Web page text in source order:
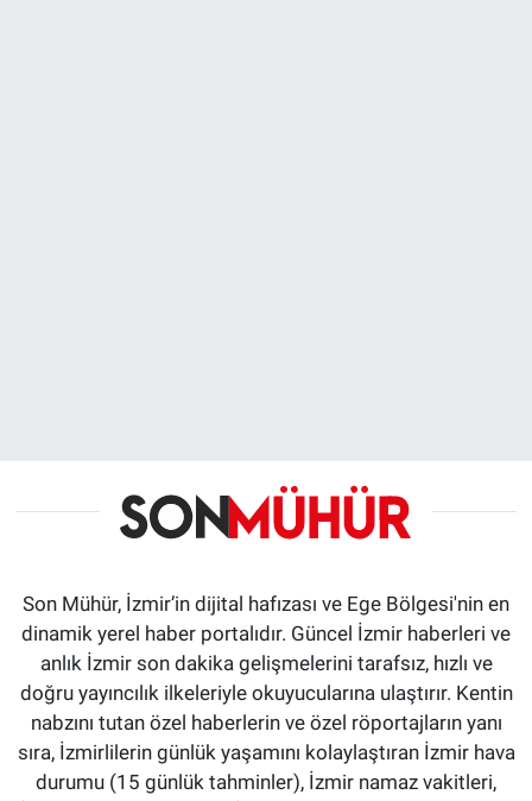
Son Mühür, İzmir’in dijital hafızası ve Ege Bölgesi'nin en
dinamik yerel haber portalıdır. Güncel İzmir haberleri ve
anlık İzmir son dakika gelişmelerini tarafsız, hızlı ve
doğru yayıncılık ilkeleriyle okuyucularına ulaştırır. Kentin
nabzını tutan özel haberlerin ve özel röportajların yanı
sıra, İzmirlilerin günlük yaşamını kolaylaştıran İzmir hava
durumu (15 günlük tahminler), İzmir namaz vakitleri,